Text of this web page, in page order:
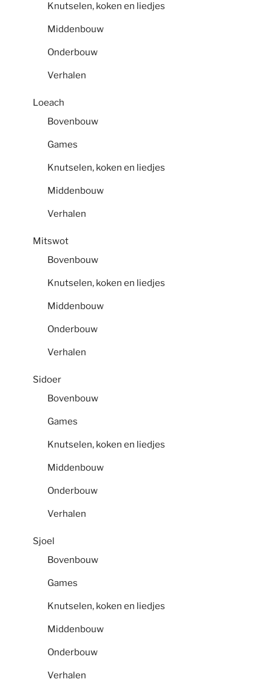
Knutselen, koken en liedjes
Middenbouw
Onderbouw
Verhalen
Loeach
Bovenbouw
Games
Knutselen, koken en liedjes
Middenbouw
Verhalen
Mitswot
Bovenbouw
Knutselen, koken en liedjes
Middenbouw
Onderbouw
Verhalen
Sidoer
Bovenbouw
Games
Knutselen, koken en liedjes
Middenbouw
Onderbouw
Verhalen
Sjoel
Bovenbouw
Games
Knutselen, koken en liedjes
Middenbouw
Onderbouw
Verhalen